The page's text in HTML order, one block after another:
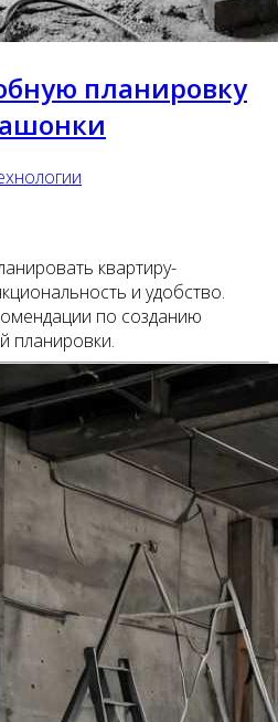
планировку
квартиру-
и удобство.
по созданию
планировки.